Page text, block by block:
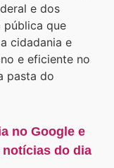
e dos
pública que
cidadania e
e eficiente no
pasta do
no Google e
do dia